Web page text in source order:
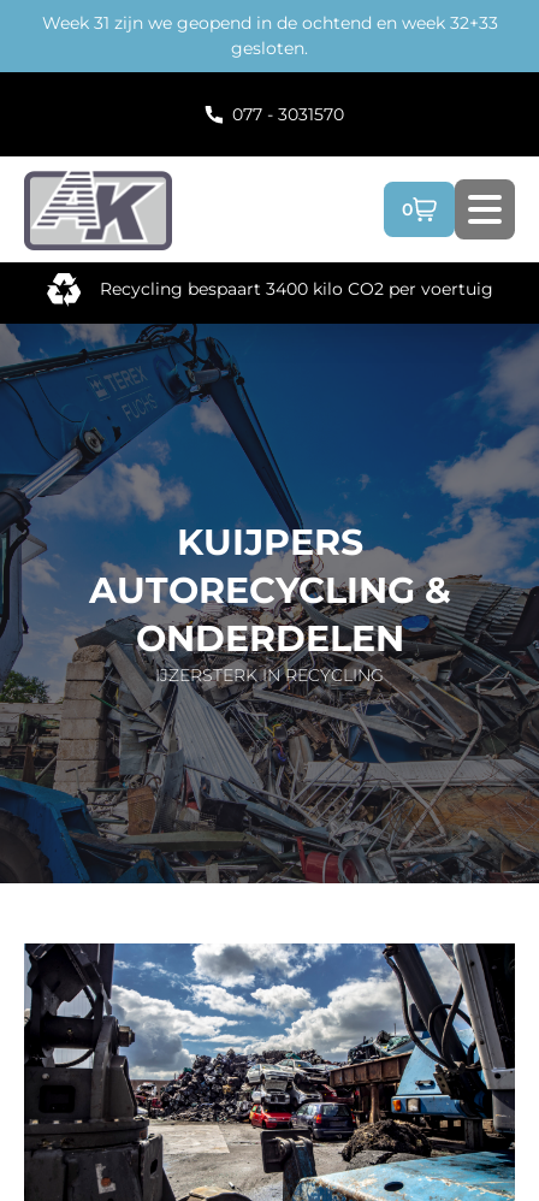
Week 31 zijn we geopend in de ochtend en week 32+33
gesloten.
077 - 3031570
0
Terug
Recycling bespaart 3400 kilo CO2 per voertuig
KUIJPERS
AUTORECYCLING &
ONDERDELEN
IJZERSTERK IN RECYCLING